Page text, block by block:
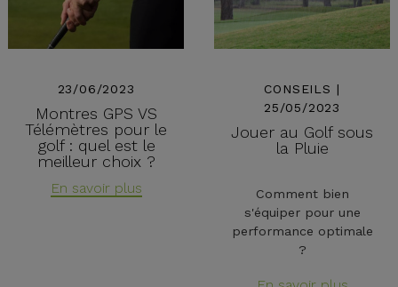
23/06/2023
Montres GPS VS
Télémètres pour le
golf : quel est le
meilleur choix ?
En savoir plus
CONSEILS |
25/05/2023
Jouer au Golf sous
la Pluie
Comment bien
s'équiper pour une
performance optimale
?